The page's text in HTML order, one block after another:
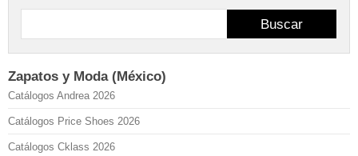
Buscar
Zapatos y Moda (México)
Catálogos Andrea 2026
Catálogos Price Shoes 2026
Catálogos Cklass 2026